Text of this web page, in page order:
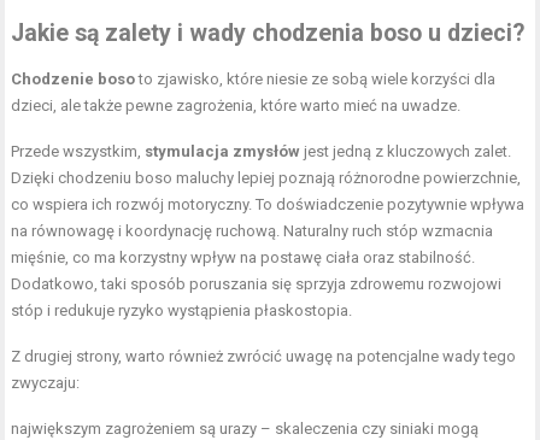
Jakie są zalety i wady chodzenia boso u dzieci?
Chodzenie bosoto zjawisko, które niesie ze sobą wiele korzyści dla
dzieci, ale także pewne zagrożenia, które warto mieć na uwadze.
Przede wszystkim, stymulacja zmysłów jest jedną z kluczowych zalet.
Dzięki chodzeniu boso maluchy lepiej poznają różnorodne powierzchnie,
co wspiera ich rozwój motoryczny. To doświadczenie pozytywnie wpływa
na równowagę i koordynację ruchową. Naturalny ruch stóp wzmacnia
mięśnie, co ma korzystny wpływ na postawę ciała oraz stabilność.
Dodatkowo, taki sposób poruszania się sprzyja zdrowemu rozwojowi
stóp i redukuje ryzyko wystąpienia płaskostopia.
Z drugiej strony, warto również zwrócić uwagę na potencjalne wady tego
zwyczaju:
największym zagrożeniem są urazy – skaleczenia czy siniaki mogą